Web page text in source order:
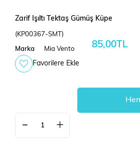
Zarif Işıltı Tektaş Gümüş Küpe
(KP00367-SMT)
Marka Mia Vento 85,00TL
Favorilere Ekle